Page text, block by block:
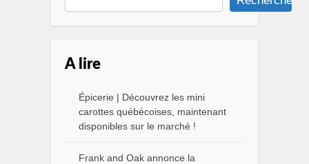
A lire
Épicerie | Découvrez les mini
carottes québécoises, maintenant
disponibles sur le marché !
Frank and Oak annonce la